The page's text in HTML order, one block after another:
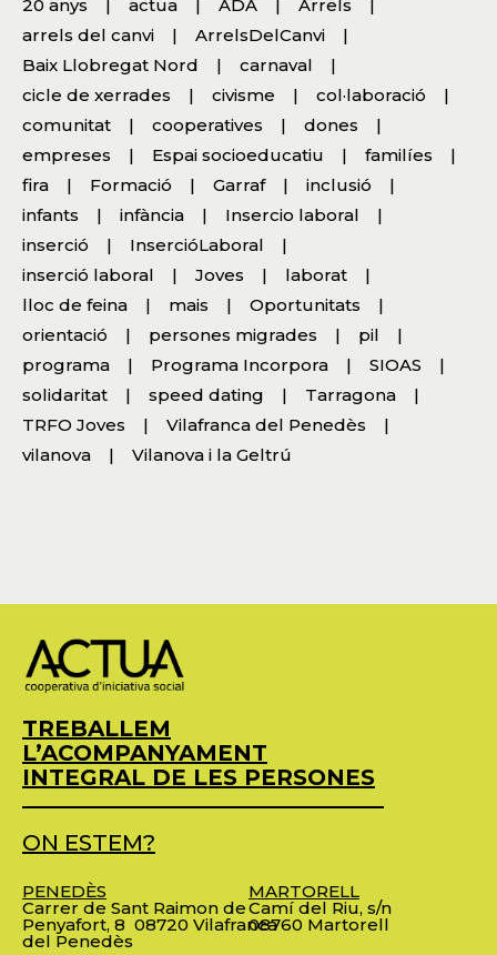
20 anys actua ADA
Arrels
arrels del canvi
ArrelsDelCanvi
Baix Llobregat Nord
carnaval
cicle de xerrades
civisme
col·laboració
comunitat
cooperatives
dones
empreses
Espai socioeducatiu
familíes
fira
Formació Garraf
inclusió
infants
infància
Insercio laboral
inserció
InsercióLaboral
inserció laboral
Joves
laborat
lloc de feina
mais
Oportunitats
orientació
persones migrades
pil
programa
Programa Incorpora
SIOAS
solidaritat
speed dating
Tarragona
TRFO Joves
Vilafranca del Penedès
vilanova
Vilanova i la Geltrú
TREBALLEM
L’ACOMPANYAMENT
INTEGRAL DE LES PERSONES
ON ESTEM?
PENEDÈS
Carrer de Sant Raimon de
Penyafort, 8 08720 Vilafranca
del Penedès
MARTORELL
Camí del Riu, s/n
08760 Martorell